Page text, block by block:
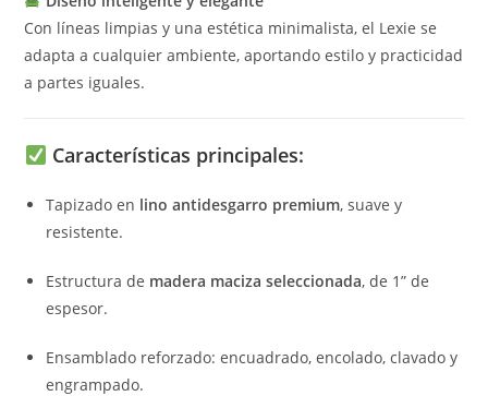
Con líneas limpias y una estética minimalista, el Lexie se
adapta a cualquier ambiente, aportando estilo y practicidad
a partes iguales.
Características principales:
Tapizado en lino antidesgarro premium, suave y
resistente.
Estructura de madera maciza seleccionada, de 1” de
espesor.
Ensamblado reforzado: encuadrado, encolado, clavado y
engrampado.